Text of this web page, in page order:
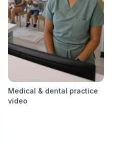
Medical & dental practice
video